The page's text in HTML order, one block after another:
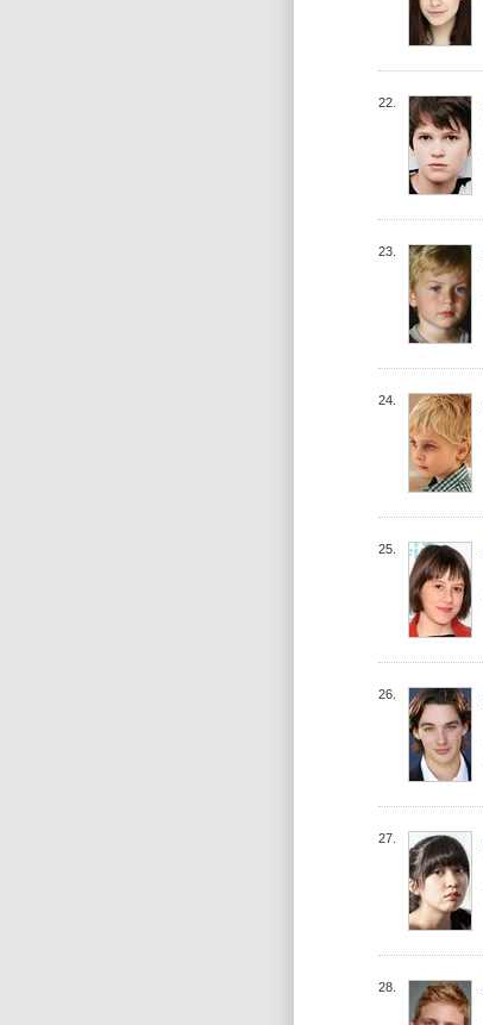
22.
23.
24.
25.
26.
27.
28.